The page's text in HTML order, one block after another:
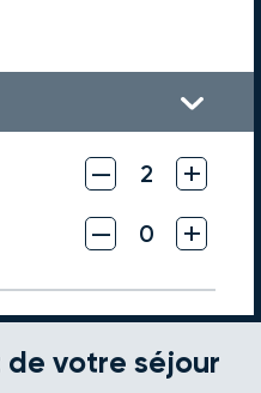
– 2 +
– 0 +
votre séjour